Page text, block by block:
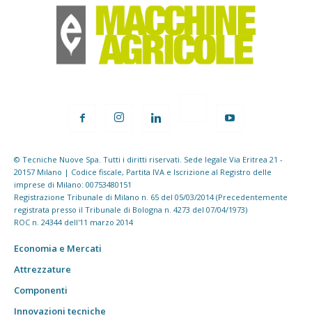
© Tecniche Nuove Spa. Tutti i diritti riservati. Sede legale Via Eritrea 21 -
20157 Milano | Codice fiscale, Partita IVA e Iscrizione al Registro delle
imprese di Milano: 00753480151
Registrazione Tribunale di Milano n. 65 del 05/03/2014 (Precedentemente
registrata presso il Tribunale di Bologna n. 4273 del 07/04/1973)
ROC n. 24344 dell'11 marzo 2014
Economia e Mercati
Attrezzature
Componenti
Innovazioni tecniche